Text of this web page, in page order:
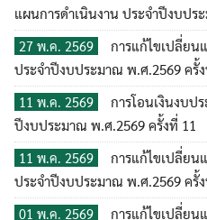
แผนการดำเนินงาน ประจำปีงบปร
27 พ.ค. 2569
การแก้ไขเปลี่ยน
ประจำปีงบประมาณ พ.ศ.2569 ครั้
11 พ.ค. 2569
การโอนเงินงบป
ปีงบประมาณ พ.ศ.2569 ครั้งที่ 11
11 พ.ค. 2569
การแก้ไขเปลี่ยน
ประจำปีงบประมาณ พ.ศ.2569 ครั้
01 พ.ค. 2569
การแก้ไขเปลี่ยน